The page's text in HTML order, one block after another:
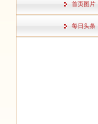
首页图片
每日头条